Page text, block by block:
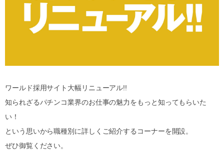
ワールド採用サイト大幅リニューアル!!
知られざるパチンコ業界のお仕事の魅力をもっと知ってもらいた
い！
という思いから職種別に詳しくご紹介するコーナーを開設。
ぜひ御覧ください。